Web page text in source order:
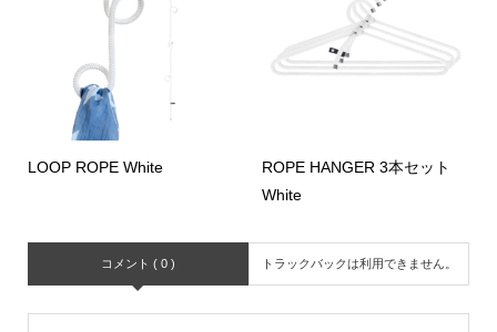
LOOP ROPE White
ROPE HANGER 3本セット
White
コメント ( 0 ) トラックバックは利用できません。